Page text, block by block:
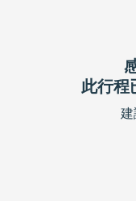
此行程